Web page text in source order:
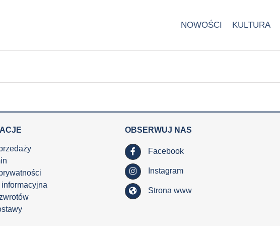
NOWOŚCI KULTURA
OBSERWUJ NAS
Facebook
Instagram
Strona www